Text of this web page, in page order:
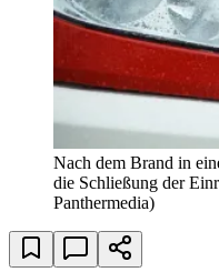
Nach dem Brand in
die Schließung der
Panthermedia)